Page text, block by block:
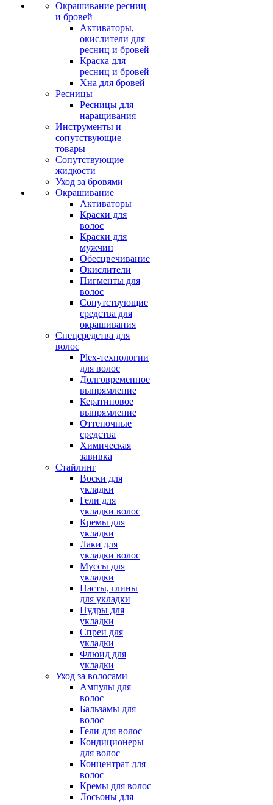
Окрашивание ресниц
и бровей
Активаторы,
окислители для
ресниц и бровей
Краска для
ресниц и бровей
Хна для бровей
Ресницы
Ресницы для
наращивания
Инструменты и
сопутствующие
товары
Сопутствующие
жидкости
Уход за бровями
Окрашивание
Активаторы
Краски для
волос
Краски для
мужчин
Обесцвечивание
Окислители
Пигменты для
волос
Сопутствующие
средства для
окрашивания
Спецсредства для
волос
Plex-технологии
для волос
Долговременное
выпрямление
Кератиновое
выпрямление
Оттеночные
средства
Химическая
завивка
Стайлинг
Воски для
укладки
Гели для
укладки волос
Кремы для
укладки
Лаки для
укладки волос
Муссы для
укладки
Пасты, глины
для укладки
Пудры для
укладки
Спреи для
укладки
Флюид для
укладки
Уход за волосами
Ампулы для
волос
Бальзамы для
волос
Гели для волос
Кондиционеры
для волос
Концентрат для
волос
Кремы для волос
Лосьоны для